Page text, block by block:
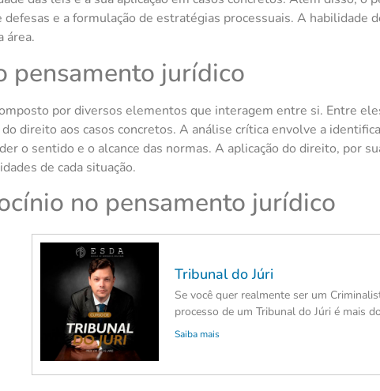
defesas e a formulação de estratégias processuais. A
área.
pensamento jurídico
por diversos elementos que interagem entre si. Entre
direito aos casos concretos. A análise crítica envolve a
o sentido e o alcance das normas. A aplicação do direito, por
de cada situação.
no pensamento jurídico
Tribunal do Júri
Se você quer realmente ser um
processo de um Tribunal do Júri é mais
Saiba mais